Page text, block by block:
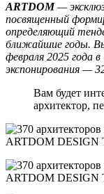
ARTDOM —
посвященный
определяющий
ближайшие годы.
февраля 2025 года
экспонирования —
Вам будет
архитектор,